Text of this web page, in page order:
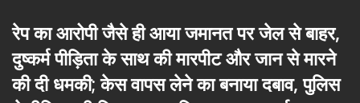
रेप का आरोपी जैसे ही आया जमानत पर जेल से बाहर,
दुष्कर्म पीड़िता के साथ की मारपीट और जान से मारने
की दी धमकी; केस वापस लेने का बनाया दबाव, पुलिस